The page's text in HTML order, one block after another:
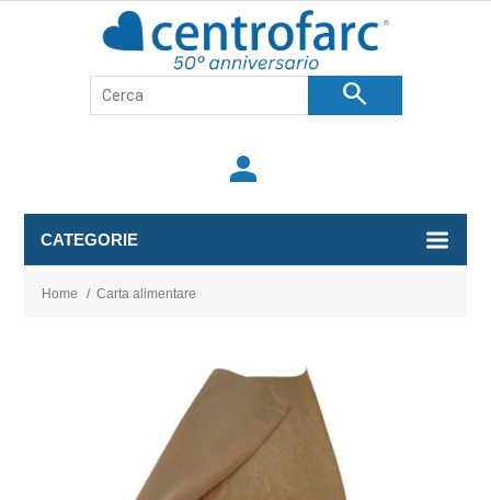
search
person
CATEGORIE
Home / Carta alimentare